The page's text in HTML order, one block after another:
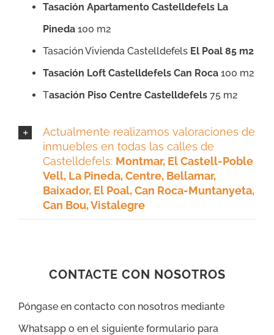
Tasación Apartamento Castelldefels La
Pineda 100 m2
Tasación Vivienda Castelldefels El Poal 85 m2
Tasación Loft Castelldefels Can Roca 100 m2
Tasación Piso Centre Castelldefels 75 m2
Actualmente realizamos valoraciones de
inmuebles en todas las calles de
Castelldefels: Montmar, El Castell-Poble
Vell, La Pineda, Centre, Bellamar,
Baixador, El Poal, Can Roca-Muntanyeta,
Can Bou, Vistalegre
CONTACTE CON NOSOTROS
Póngase en contacto con nosotros mediante
Whatsapp o en el siguiente formulario para